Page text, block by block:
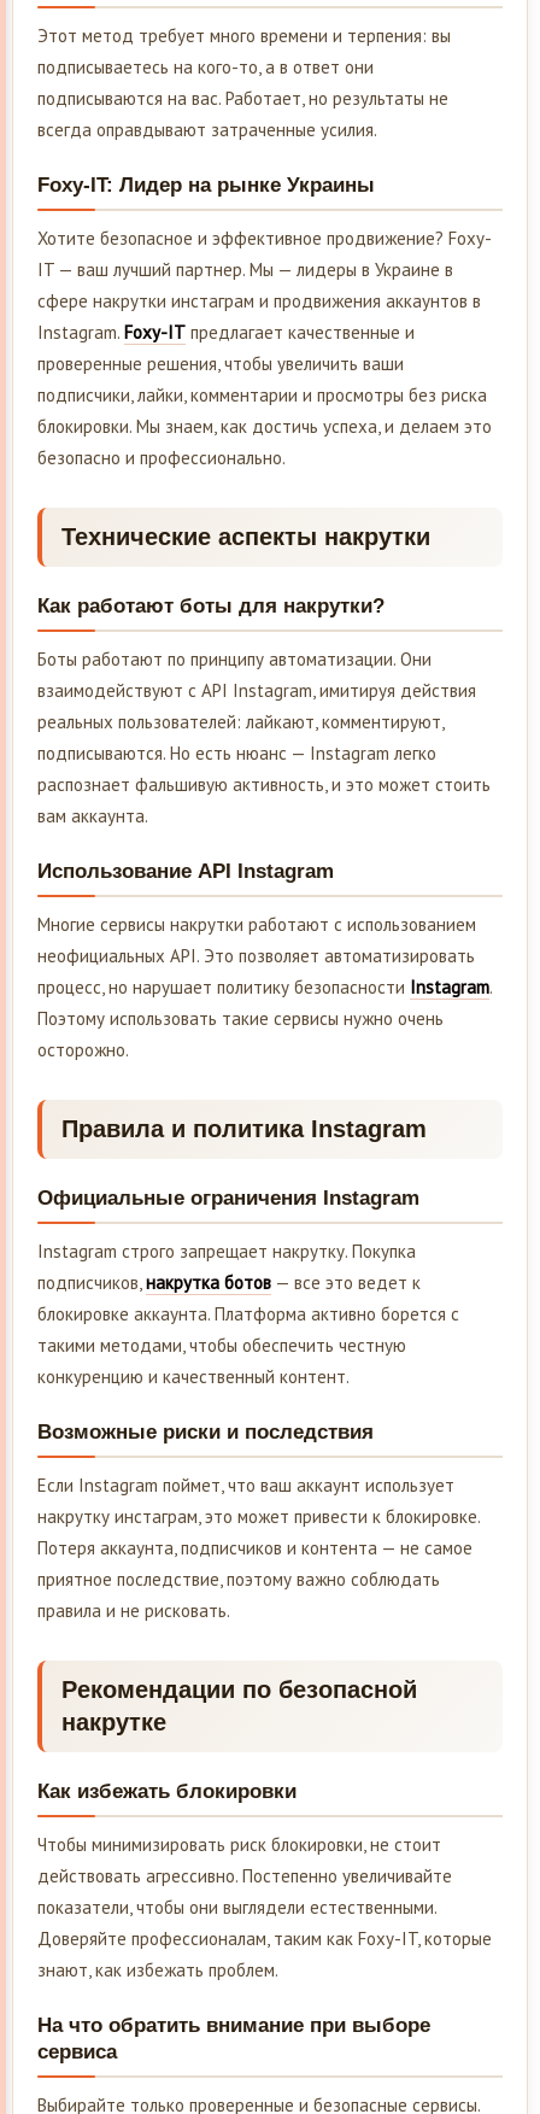
Этот метод требует много времени и терпения: вы
подписываетесь на кого-то, а в ответ они
подписываются на вас. Работает, но результаты не
всегда оправдывают затраченные усилия.
Foxy-IT: Лидер на рынке Украины
Хотите безопасное и эффективное продвижение? Foxy-
IT — ваш лучший партнер. Мы — лидеры в Украине в
сфере накрутки инстаграм и продвижения аккаунтов в
Instagram. Foxy-IT предлагает качественные и
проверенные решения, чтобы увеличить ваши
подписчики, лайки, комментарии и просмотры без риска
блокировки. Мы знаем, как достичь успеха, и делаем это
безопасно и профессионально.
Технические аспекты накрутки
Как работают боты для накрутки?
Боты работают по принципу автоматизации. Они
взаимодействуют с API Instagram, имитируя действия
реальных пользователей: лайкают, комментируют,
подписываются. Но есть нюанс — Instagram легко
распознает фальшивую активность, и это может стоить
вам аккаунта.
Использование API Instagram
Многие сервисы накрутки работают с использованием
неофициальных API. Это позволяет автоматизировать
процесс, но нарушает политику безопасности Instagram.
Поэтому использовать такие сервисы нужно очень
осторожно.
Правила и политика Instagram
Официальные ограничения Instagram
Instagram строго запрещает накрутку. Покупка
подписчиков,накрутка ботов — все это ведет к
блокировке аккаунта. Платформа активно борется с
такими методами, чтобы обеспечить честную
конкуренцию и качественный контент.
Возможные риски и последствия
Если Instagram поймет, что ваш аккаунт использует
накрутку инстаграм, это может привести к блокировке.
Потеря аккаунта, подписчиков и контента — не самое
приятное последствие, поэтому важно соблюдать
правила и не рисковать.
Рекомендации по безопасной
накрутке
Как избежать блокировки
Чтобы минимизировать риск блокировки, не стоит
действовать агрессивно. Постепенно увеличивайте
показатели, чтобы они выглядели естественными.
Доверяйте профессионалам, таким как Foxy-IT, которые
знают, как избежать проблем.
На что обратить внимание при выборе
сервиса
Выбирайте только проверенные и безопасные сервисы.